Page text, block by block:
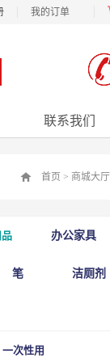
我的订单
联系我们
首页 > 商城大厅
品
一次性用
办公家具
笔 洁厕剂